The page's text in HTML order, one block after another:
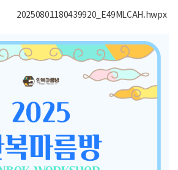
20250801180439920_E49MLCAH.hwpx